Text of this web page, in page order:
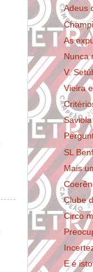
Adeus
As
Nunca
V.
Vieira
SL
Mais
Clube
Circo
E é